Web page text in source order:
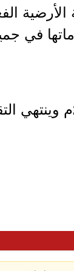
في
- يبدأ التقديم يوم الجمعة بتاريخ 1447/